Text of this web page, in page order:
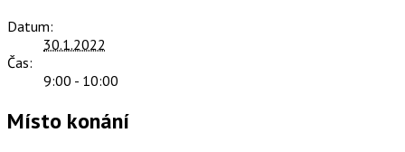
Datum:
30.1.2022
Čas:
9:00 - 10:00
Místo konání